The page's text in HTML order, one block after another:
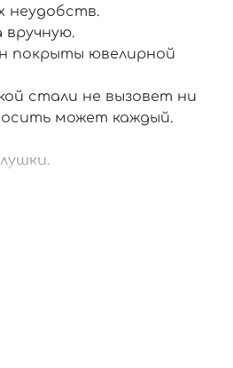
неудобств.
вручную.
покрыты ювелирной
стали не вызовет ни
может каждый.
кулон из коллекции